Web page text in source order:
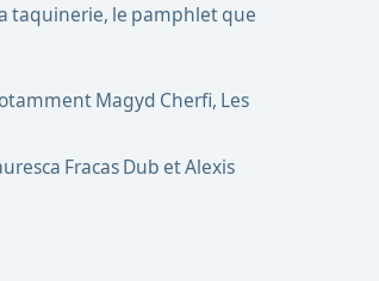
taquinerie, le pamphlet que
Magyd Cherfi, Les
Fracas Dub et Alexis